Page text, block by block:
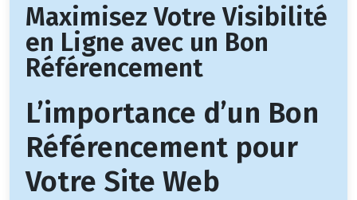
Maximisez Votre Visibilité
en Ligne avec un Bon
Référencement
L’importance d’un Bon
Référencement pour
Votre Site Web